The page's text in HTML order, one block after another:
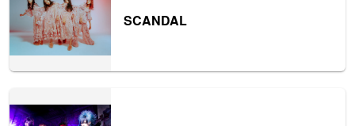
SCANDAL